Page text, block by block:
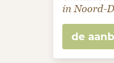
in Noord-
de